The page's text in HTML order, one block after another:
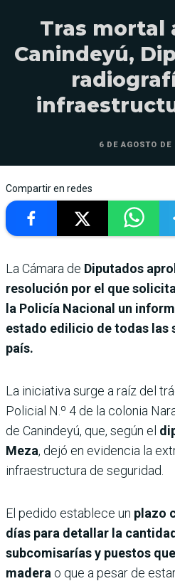
Tras mortal
Canindeyú,
6 DE AGOSTO
Compartir en redes
La Cámara de Diputados
resolución por el que
la Policía Nacional un
estado edilicio de todas las
país.
La iniciativa surge a raíz del
Policial N.º 4 de la colonia
de Canindeyú, que, según el
Meza, dejó en evidencia la
infraestructura de seguridad.
El pedido establece un plazo
días para detallar la
subcomisarías y puestos
madera o que a pesar de